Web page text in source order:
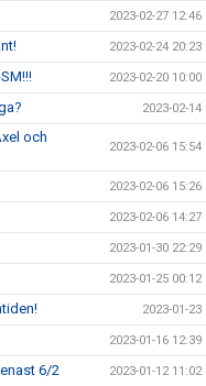
2023-02-27 12:46
2023-02-24 20:23
2023-02-20 10:00
2023-02-14
och
2023-02-06 15:54
2023-02-06 15:26
2023-02-06 14:27
2023-01-30 22:29
2023-01-25 00:12
2023-01-23
2023-01-16 12:39
6/2 2023-01-12 11:02